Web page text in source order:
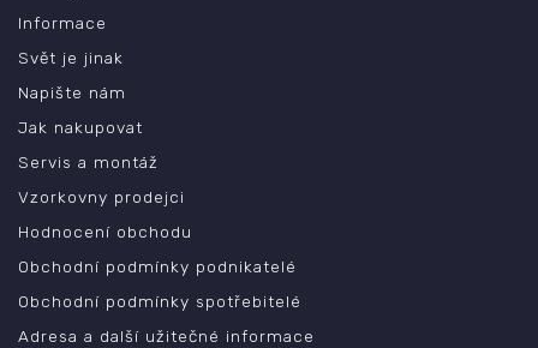
Informace
Svět je jinak
Napište nám
Jak nakupovat
Servis a montáž
Vzorkovny prodejci
Hodnocení obchodu
Obchodní podmínky podnikatelé
Obchodní podmínky spotřebitelé
Adresa a další užitečné informace